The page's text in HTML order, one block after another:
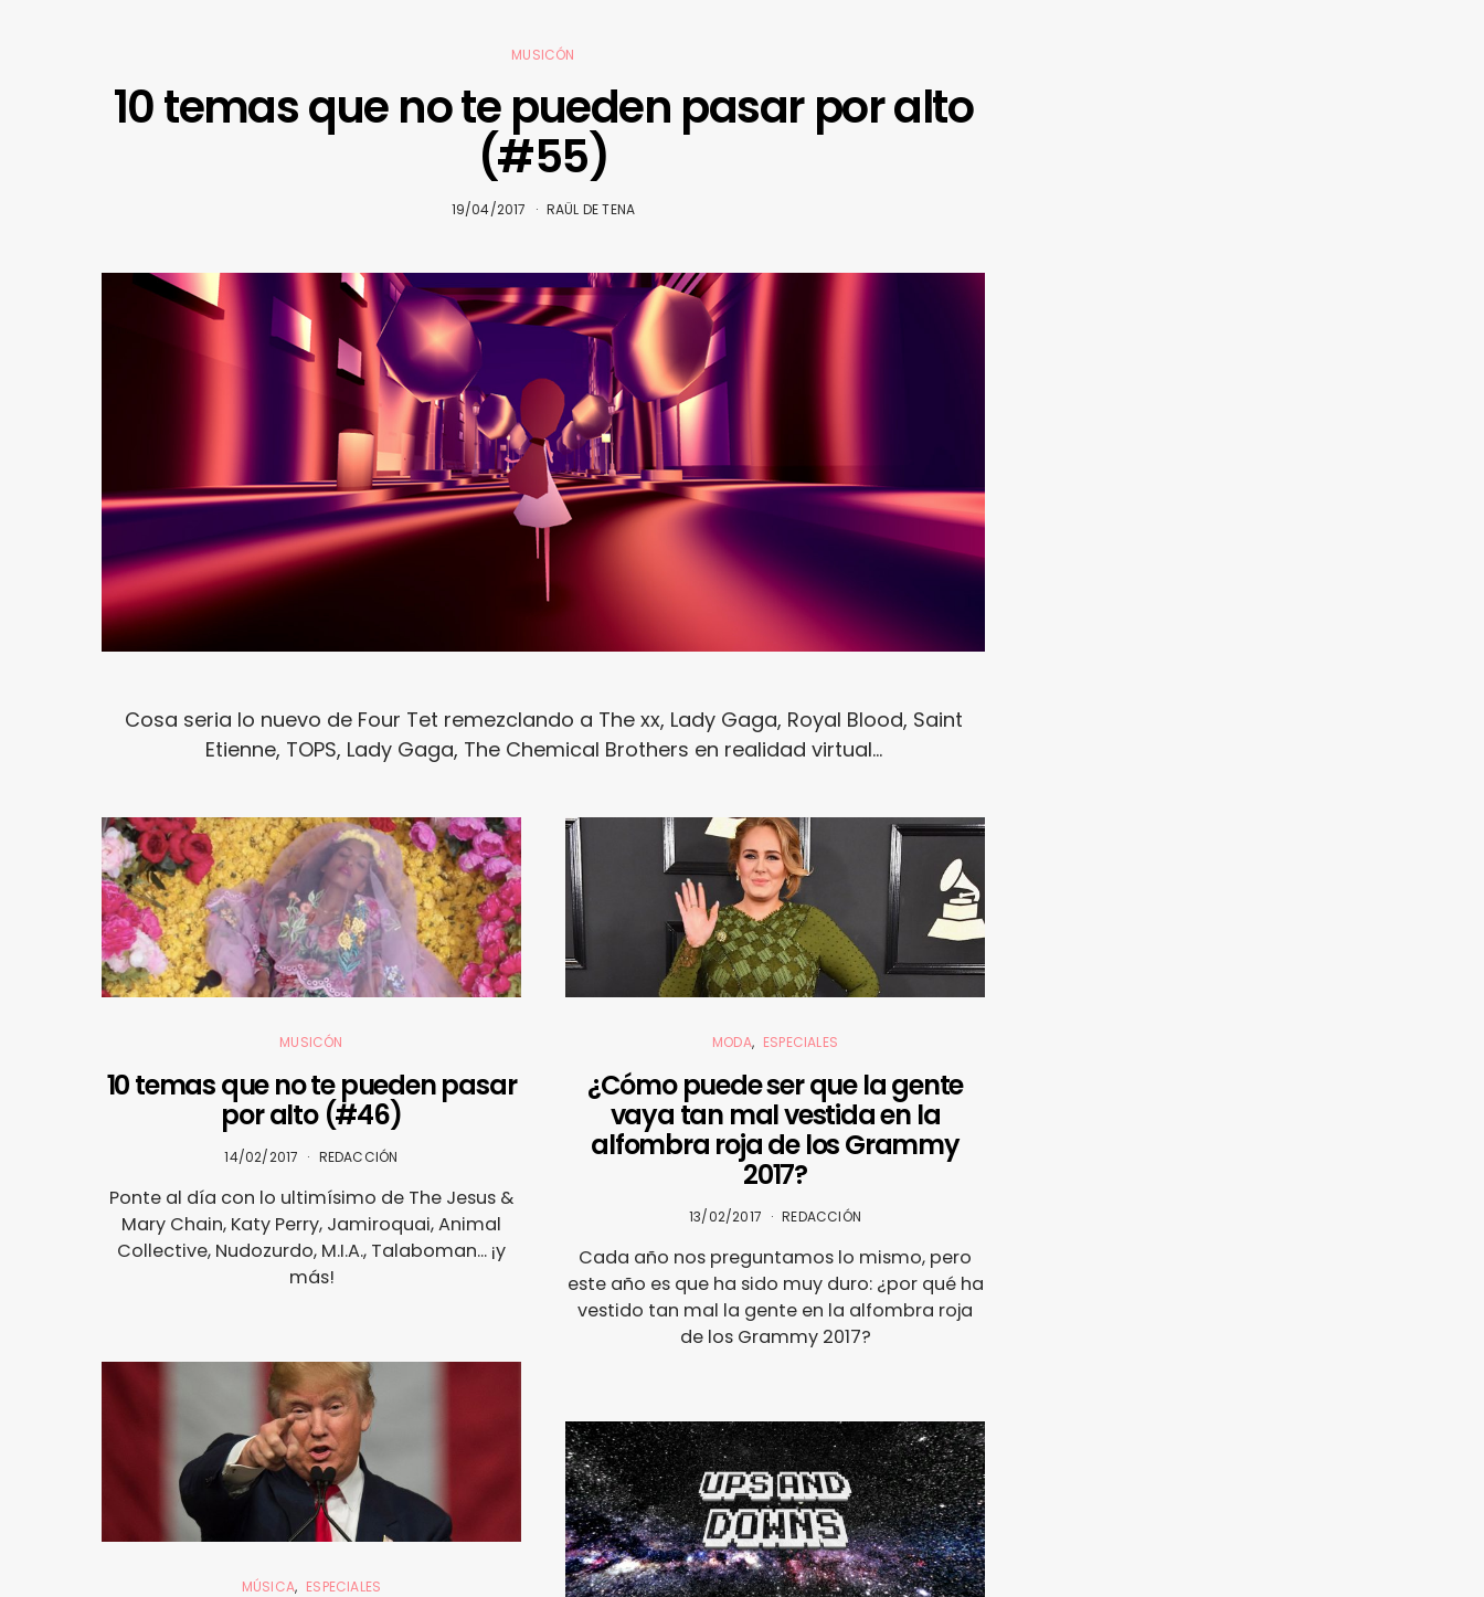
MUSICÓN
10 temas que no te pueden pasar por alto
(#55)
19/04/2017 RAÜL DE TENA
Cosa seria lo nuevo de Four Tet remezclando a The xx, Lady Gaga, Royal Blood, Saint
Etienne, TOPS, Lady Gaga, The Chemical Brothers en realidad virtual...
MUSICÓN
10 temas que no te pueden pasar
por alto (#46)
14/02/2017 REDACCIÓN
Ponte al día con lo ultimísimo de The Jesus &
Mary Chain, Katy Perry, Jamiroquai, Animal
Collective, Nudozurdo, M.I.A., Talaboman... ¡y
más!
MÚSICA ESPECIALES
MODA ESPECIALES
¿Cómo puede ser que la gente
vaya tan mal vestida en la
alfombra roja de los Grammy
2017?
13/02/2017 REDACCIÓN
Cada año nos preguntamos lo mismo, pero
este año es que ha sido muy duro: ¿por qué ha
vestido tan mal la gente en la alfombra roja
de los Grammy 2017?